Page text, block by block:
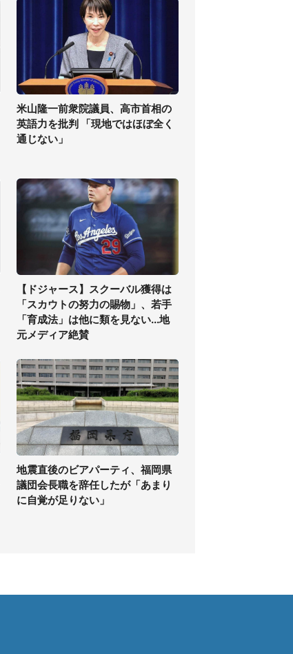
米山隆一前衆院議員、高市首相の
英語力を批判 「現地ではほぼ全く
通じない」
【ドジャース】スクーバル獲得は
「スカウトの努力の賜物」、若手
「育成法」は他に類を見ない...地
元メディア絶賛
地震直後のビアパーティ、福岡県
議団会長職を辞任したが「あまり
に自覚が足りない」